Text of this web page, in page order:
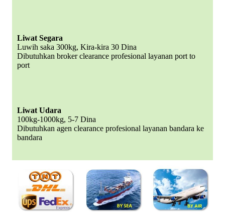
Liwat Segara
Luwih saka 300kg, Kira-kira 30 Dina
Dibutuhkan broker clearance profesional layanan port to
port
Liwat Udara
100kg-1000kg, 5-7 Dina
Dibutuhkan agen clearance profesional layanan bandara ke
bandara